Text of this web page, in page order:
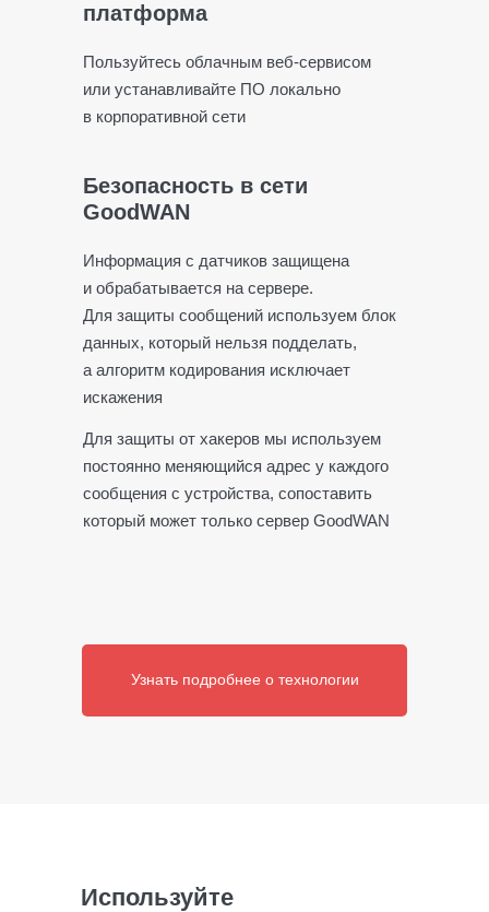
Пользуйтесь облачным веб-сервисом
или устанавливайте ПО локально
в корпоративной сети
платформа
Информация с датчиков защищена
и обрабатывается на сервере.
Для защиты сообщений используем блок
данных, который нельзя подделать,
а алгоритм кодирования исключает
искажения
Безопасность в сети
GoodWAN
Узнать подробнее о технологии
Для защиты от хакеров мы используем
постоянно меняющийся адрес у каждого
сообщения с устройства, сопоставить
который может только сервер GoodWAN
Используйте